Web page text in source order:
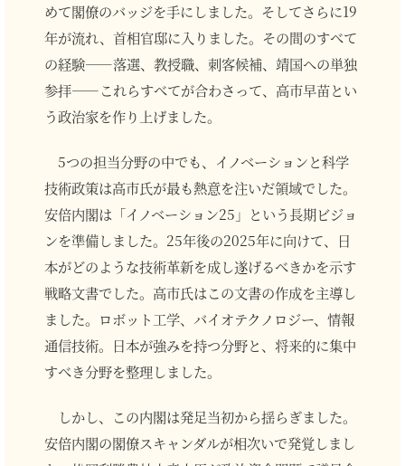
めて閣僚のバッジを手にしました。そしてさらに19
年が流れ、首相官邸に入りました。その間のすべて
の経験――落選、教授職、刺客候補、靖国への単独
参拝――これらすべてが合わさって、高市早苗とい
う政治家を作り上げました。
5つの担当分野の中でも、イノベーションと科学
技術政策は高市氏が最も熱意を注いだ領域でした。
安倍内閣は「イノベーション25」という長期ビジョ
ンを準備しました。25年後の2025年に向けて、日
本がどのような技術革新を成し遂げるべきかを示す
戦略文書でした。高市氏はこの文書の作成を主導し
ました。ロボット工学、バイオテクノロジー、情報
通信技術。日本が強みを持つ分野と、将来的に集中
すべき分野を整理しました。
しかし、この内閣は発足当初から揺らぎました。
安倍内閣の閣僚スキャンダルが相次いで発覚しまし